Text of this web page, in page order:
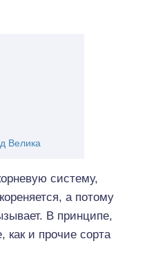
Велика
систему,
а потому
В принципе,
как и прочие сорта